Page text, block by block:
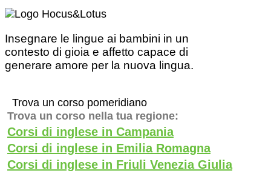
Insegnare le lingue ai bambini in un
contesto di gioia e affetto capace di
generare amore per la nuova lingua.
Trova un corso pomeridiano
Trova un corso nella tua regione:
Corsi di inglese in Campania
Corsi di inglese in Emilia Romagna
Corsi di inglese in Friuli Venezia Giulia